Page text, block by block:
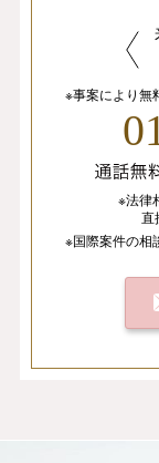
※事案により無
※法律
直
※国際案件の相